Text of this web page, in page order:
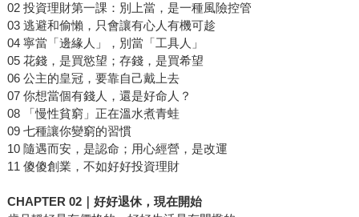
02 投資理財第一課：別上當，是一種風險控管
03 逃避和偷懶，只會讓有心人有機可趁
04 寧當「邊緣人」，別當「工具人」
05 花錢，是買慾望；存錢，是買希望
06 公主的皇冠，要靠自己戴上去
07 你想當個有錢人，還是好命人？
08 「慢性貧窮」正在溫水煮青蛙
09 七種讓你變窮的習慣
10 隨遇而安，是認命；用心經營，是改運
11 傻傻創業，不如好好投資理財
CHAPTER 02｜好好退休，現在開始